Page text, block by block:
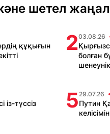
шетел
құқығын
203.08.26
болған
із-түссіз
5 29.07.26
Путин